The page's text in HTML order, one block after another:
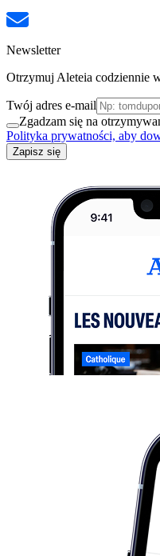
Newsletter
Otrzymuj Aleteia codziennie
Twój adres e-mail
Zgadzam się na
Polityka prywatności, aby
Zapisz się